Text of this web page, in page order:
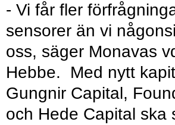
- Vi får fler
sensorer än vi
oss, säger Monavas
Hebbe. Med nytt
Gungnir Capital,
och Hede Capital ska